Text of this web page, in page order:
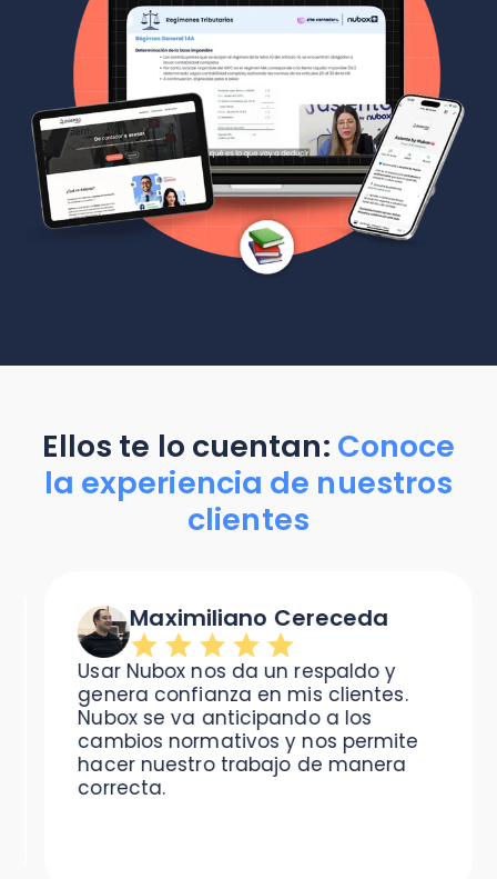
Ellos te lo cuentan: Conoce
la experiencia de nuestros
clientes
Maximiliano Cereceda
Usar Nubox nos da un respaldo y
genera confianza en mis clientes.
Nubox se va anticipando a los
cambios normativos y nos permite
hacer nuestro trabajo de manera
correcta.